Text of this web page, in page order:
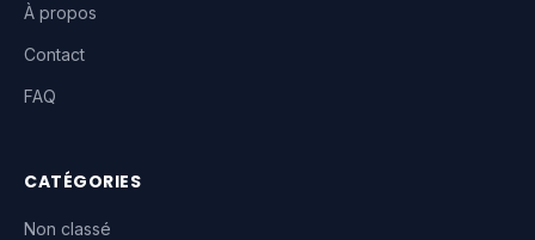
À propos
Contact
FAQ
CATÉGORIES
Non classé